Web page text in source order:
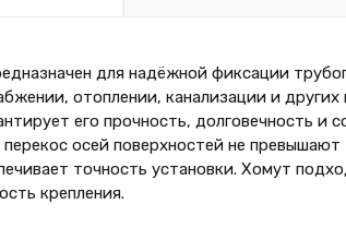
для надёжной фиксации
отоплении, канализации и
его прочность, долговечность и
перекос осей поверхностей не
точность установки. Хомут
крепления.